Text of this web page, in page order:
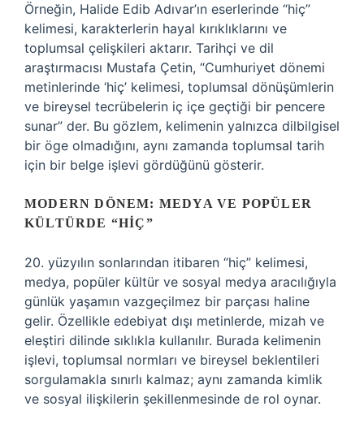
Örneğin, Halide Edib Adıvar’ın eserlerinde “hiç”
kelimesi, karakterlerin hayal kırıklıklarını ve
toplumsal çelişkileri aktarır. Tarihçi ve dil
araştırmacısı Mustafa Çetin, “Cumhuriyet dönemi
metinlerinde ‘hiç’ kelimesi, toplumsal dönüşümlerin
ve bireysel tecrübelerin iç içe geçtiği bir pencere
sunar” der. Bu gözlem, kelimenin yalnızca dilbilgisel
bir öge olmadığını, aynı zamanda toplumsal tarih
için bir belge işlevi gördüğünü gösterir.
MODERN DÖNEM: MEDYA VE POPÜLER
KÜLTÜRDE “HIÇ”
20. yüzyılın sonlarından itibaren “hiç” kelimesi,
medya, popüler kültür ve sosyal medya aracılığıyla
günlük yaşamın vazgeçilmez bir parçası haline
gelir. Özellikle edebiyat dışı metinlerde, mizah ve
eleştiri dilinde sıklıkla kullanılır. Burada kelimenin
işlevi, toplumsal normları ve bireysel beklentileri
sorgulamakla sınırlı kalmaz; aynı zamanda kimlik
ve sosyal ilişkilerin şekillenmesinde de rol oynar.